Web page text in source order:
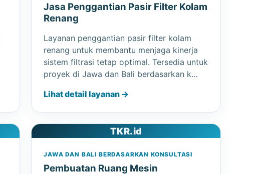
Jasa Penggantian Pasir Filter Kolam
Renang
Layanan penggantian pasir filter kolam
renang untuk membantu menjaga kinerja
sistem filtrasi tetap optimal. Tersedia untuk
proyek di Jawa dan Bali berdasarkan k…
Lihat detail layanan →
TKR.id
JAWA DAN BALI BERDASARKAN KONSULTASI
Pembuatan Ruang Mesin